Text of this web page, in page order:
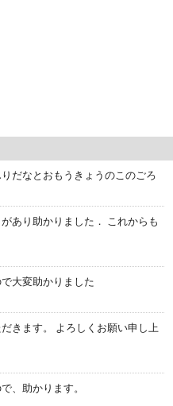
だなとおもうきょうのこのごろ
あり助かりました． これからも
大変助かりました
きます。 よろしくお願い申し上
、助かります。